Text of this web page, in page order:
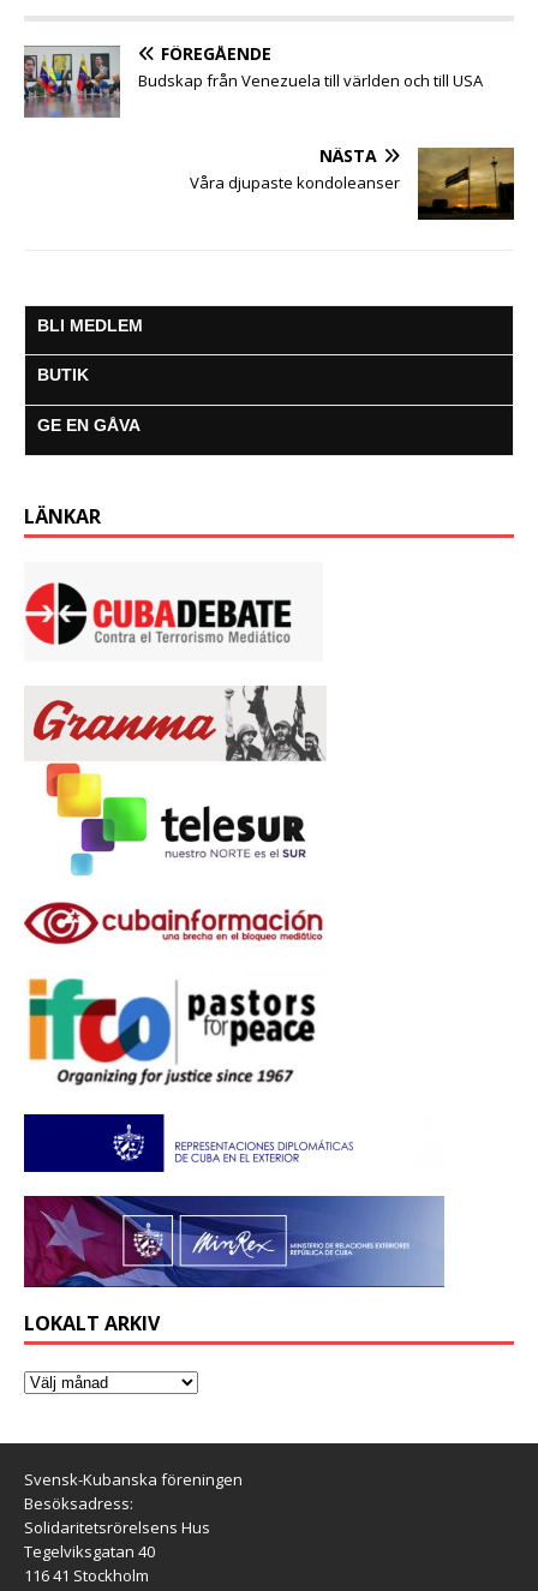
r
FÖREGÅENDE
Budskap från Venezuela till världen och till USA
NÄSTA
Våra djupaste kondoleanser
BLI MEDLEM
BUTIK
GE EN GÅVA
LÄNKAR
LOKALT ARKIV
Svensk-Kubanska föreningen
Besöksadress:
Solidaritetsrörelsens Hus
Tegelviksgatan 40
116 41 Stockholm